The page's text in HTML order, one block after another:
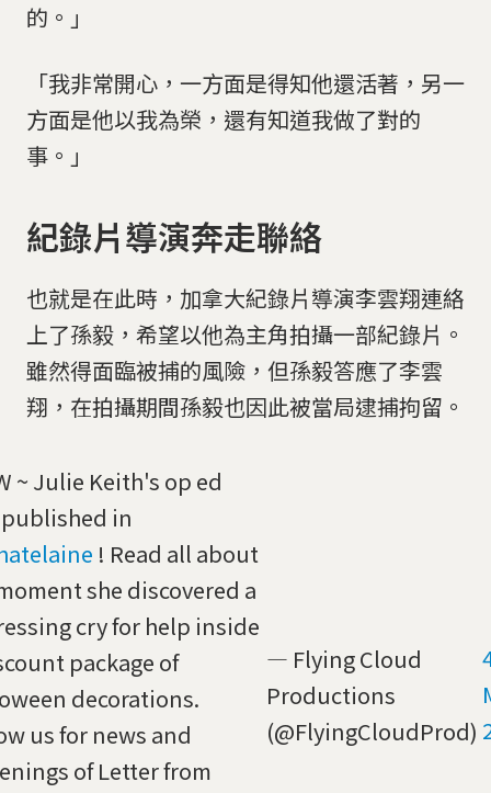
的。」
「我非常開心，一方面是得知他還活著，另一
方面是他以我為榮，還有知道我做了對的
事。」
紀錄片導演奔走聯絡
也就是在此時，加拿大紀錄片導演李雲翔連絡
上了孫毅，希望以他為主角拍攝一部紀錄片。
雖然得面臨被捕的風險，但孫毅答應了李雲
翔，在拍攝期間孫毅也因此被當局逮捕拘留。
~ Julie Keith's op ed
in
! Read all about
she discovered a
cry for help inside
package of
decorations.
us for news and
of Letter from
— Flying Cloud
Productions
(@FlyingCloudProd)